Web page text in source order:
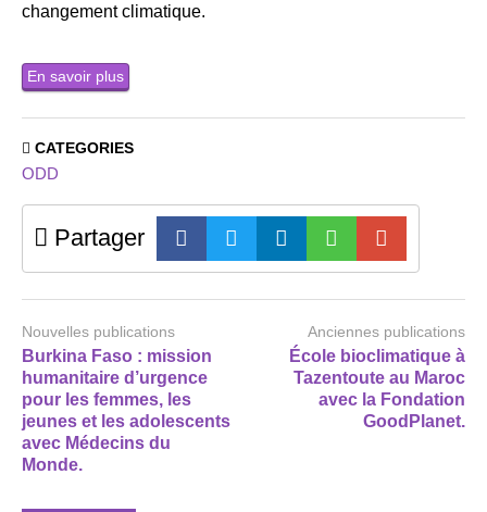
changement climatique.
En savoir plus
CATEGORIES
ODD
Partager
Nouvelles publications
Burkina Faso : mission
humanitaire d’urgence
pour les femmes, les
jeunes et les adolescents
avec Médecins du
Monde.
Anciennes publications
École bioclimatique à
Tazentoute au Maroc
avec la Fondation
GoodPlanet.